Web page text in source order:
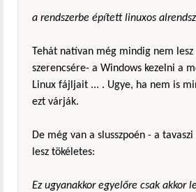
a rendszerbe épített linuxos
Tehát natívan még mindig nem lesz
szerencsére- a Windows kezelni a
Linux fájljait ... . Ugye, ha nem is
ezt várják.
De még van a slusszpoén - a
lesz tökéletes:
Ez ugyanakkor egyelőre csak akkor